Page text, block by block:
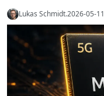
Lukas Schmidt.2026-05-11